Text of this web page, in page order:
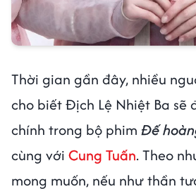
Thời gian gần đây, nhiều
cho biết Địch Lệ Nhiệt Ba sẽ
chính trong bộ phim Đế
cùng với Cung Tuấn. Theo
mong muốn, nếu như thần